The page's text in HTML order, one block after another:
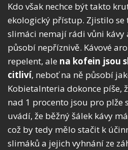
Kdo však nechce být takto
ekologický přístup. Zjistilo se
slimáci nemají rádi vůni kávy
působí nepříznivě. Kávové
repelent, ale na kofein jsou
citliví, neboť na ně působí
KobietaInteria dokonce píše,
nad 1 procento jsou pro plže
uvádí, že běžný šálek kávy
což by tedy mělo stačit k
slimáků a jejich vyhnání ze